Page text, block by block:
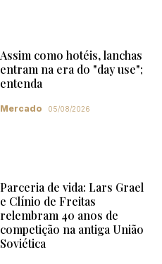
Assim como hotéis, lanchas
entram na era do "day use";
entenda
Mercado 05/08/2026
Parceria de vida: Lars Grael
e Clínio de Freitas
relembram 40 anos de
competição na antiga União
Soviética